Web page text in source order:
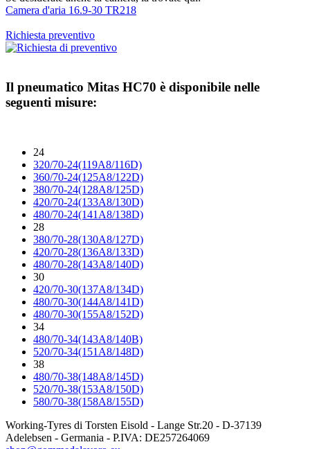
Camera d'aria 16.9-30 TR218
Richiesta preventivo
Il pneumatico Mitas HC70 è disponibile nelle
seguenti misure:
24
320/70-24(119A8/116D)
360/70-24(125A8/122D)
380/70-24(128A8/125D)
420/70-24(133A8/130D)
480/70-24(141A8/138D)
28
380/70-28(130A8/127D)
420/70-28(136A8/133D)
480/70-28(143A8/140D)
30
420/70-30(137A8/134D)
480/70-30(144A8/141D)
480/70-30(155A8/152D)
34
480/70-34(143A8/140B)
520/70-34(151A8/148D)
38
480/70-38(148A8/145D)
520/70-38(153A8/150D)
580/70-38(158A8/155D)
Working-Tyres di Torsten Eisold - Lange Str.20 - D-37139
Adelebsen - Germania - P.IVA: DE257264069